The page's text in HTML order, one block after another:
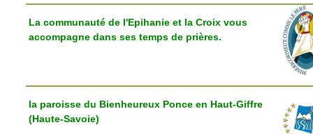
La communauté de l'Epihanie et la Croix vous
accompagne dans ses temps de prières.
la paroisse du Bienheureux Ponce en Haut-Giffre
(Haute-Savoie)